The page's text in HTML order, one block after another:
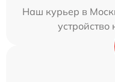
Наш курьер в
устройство